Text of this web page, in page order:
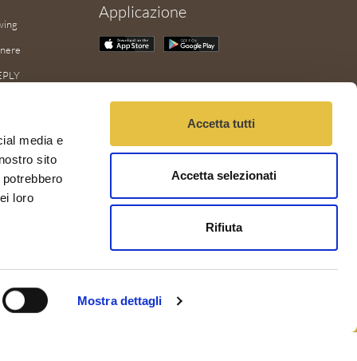
media e
sito
loro
Mostra dettagli
Accetta tutti
Accetta selezionati
Rifiuta
Applicazione